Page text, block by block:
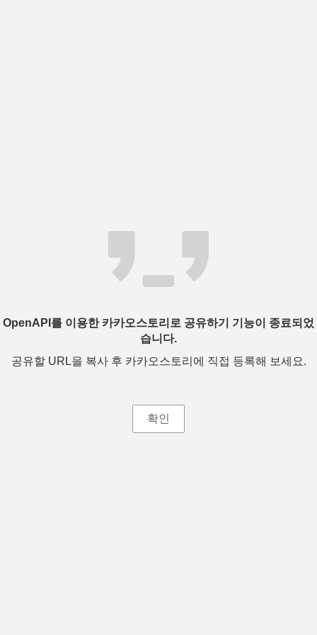
OpenAPI를 이용한 카카오스토리로 공유하기 기능이 종료되었
습니다.
공유할 URL을 복사 후 카카오스토리에 직접 등록해 보세요.
확인